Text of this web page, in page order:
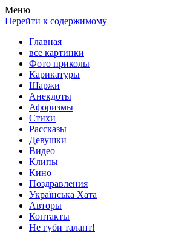
Весела хата — прикольные картинки,
клипы!
Покажем всем ваши фото приколы,
рассказы, видео и песни!
Меню
Перейти к содержимому
Главная
все картинки
Фото приколы
Карикатуры
Шаржи
Анекдоты
Афоризмы
Стихи
Рассказы
Девушки
Видео
Клипы
Кино
Поздравления
Українська Хата
Авторы
Контакты
Не губи талант!